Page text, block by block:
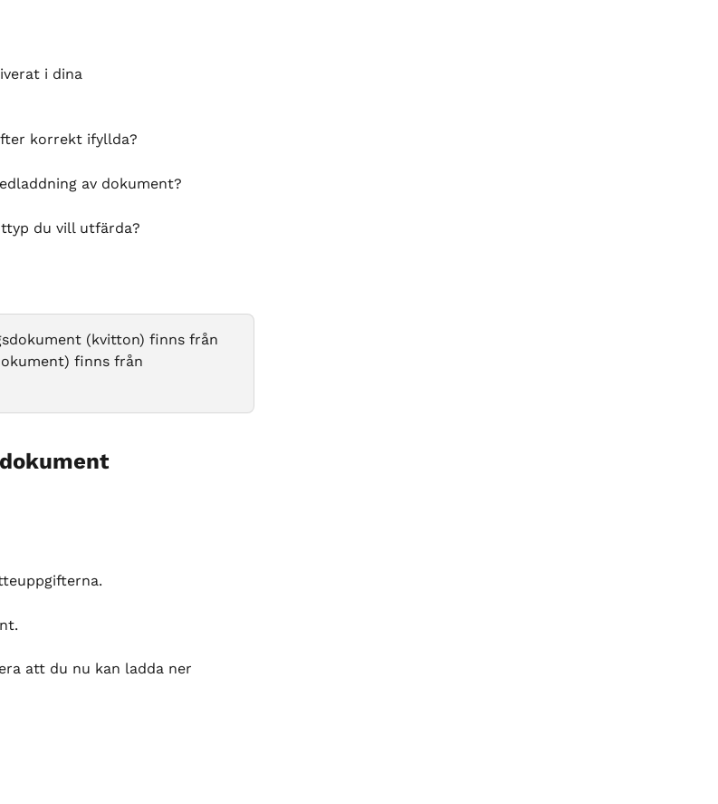
i dina
korrekt ifyllda?
av dokument?
du vill utfärda?
(kvitton) finns från
finns från
att du nu kan ladda ner